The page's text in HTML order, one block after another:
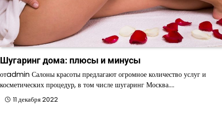
Шугаринг дома: плюсы и минусы
отadmin Салоны красоты предлагают огромное количество услуг и
косметических процедур, в том числе шугаринг Москва.…
11 декабря 2022